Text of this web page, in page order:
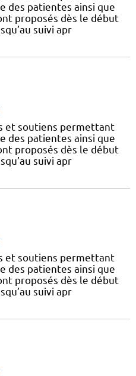
des patientes ainsi que
proposés dès le début
suivi apr
et soutiens permettant
des patientes ainsi que
proposés dès le début
suivi apr
et soutiens permettant
des patientes ainsi que
proposés dès le début
suivi apr